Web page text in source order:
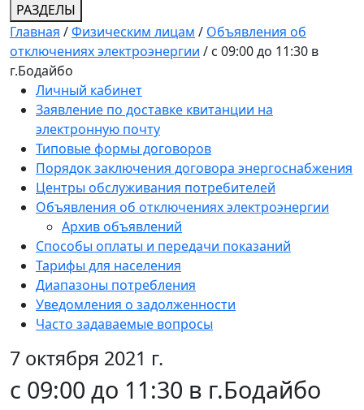
РАЗДЕЛЫ
Главная /Физическим лицам / Объявления об
отключениях электроэнергии / с 09:00 до 11:30 в
г.Бодайбо
Личный кабинет
Заявление по доставке квитанции на
электронную почту
Типовые формы договоров
Порядок заключения договора энергоснабжения
Центры обслуживания потребителей
Объявления об отключениях электроэнергии
Архив объявлений
Способы оплаты и передачи показаний
Тарифы для населения
Диапазоны потребления
Уведомления о задолженности
Часто задаваемые вопросы
7 октября 2021 г.
с 09:00 до 11:30 в г.Бодайбо